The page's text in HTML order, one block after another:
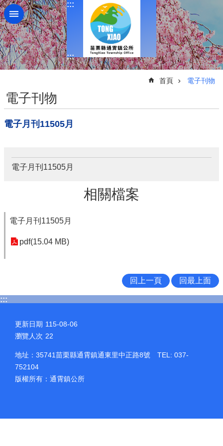
跳到主要內容區塊
:::
:::
首頁 電子刊物
電子刊物
電子月刊11505月
電子月刊11505月
相關檔案
電子月刊11505月
pdf(15.04 MB)
回上一頁 回最上面
:::
更新日期 115-08-06
瀏覽人次 22
地址：35741苗栗縣通霄鎮通東里中正路8號 TEL: 037-
752104
版權所有：通霄鎮公所